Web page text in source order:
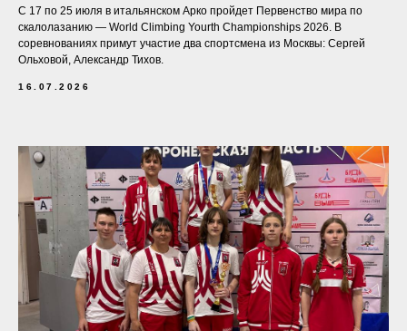
С 17 по 25 июля в итальянском Арко пройдет Первенство мира по
скалолазанию — World Climbing Yourth Championships 2026. В
соревнованиях примут участие два спортсмена из Москвы: Сергей
Ольховой, Александр Тихов.
16.07.2026